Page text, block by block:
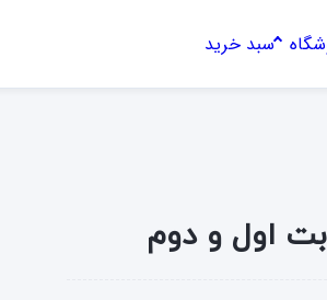
سبد خرید
اول و دوم